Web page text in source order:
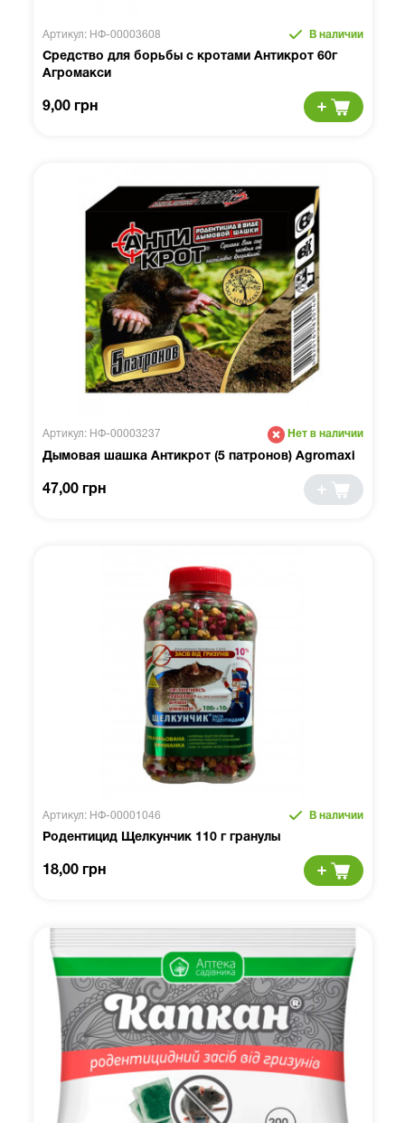
Артикул: НФ-00003608 В наличии
Средство для борьбы с кротами Антикрот 60г
Агромакси
9,00 грн
Артикул: НФ-00003237 Нет в наличии
Дымовая шашка Антикрот (5 патронов) Agromaxi
47,00 грн
Артикул: НФ-00001046 В наличии
Родентицид Щелкунчик 110 г гранулы
18,00 грн